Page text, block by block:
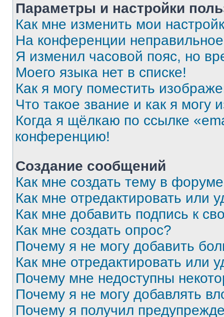
Параметры и настройки
Как мне изменить мои
На конференции
Я изменил часовой пояс, но
Моего языка нет в списке!
Как я могу поместить
Что такое звание и как я могу
Когда я щёлкаю по ссылке
конференцию!
Создание сообщений
Как мне создать тему в
Как мне отредактировать или
Как мне добавить подпись к
Как мне создать опрос?
Почему я не могу добавить
Как мне отредактировать или
Почему мне недоступны
Почему я не могу добавлять
Почему я получил